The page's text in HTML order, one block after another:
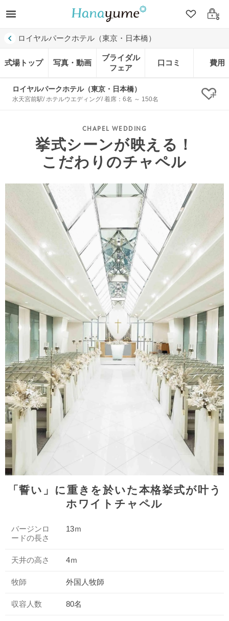
クリップ
ログ
ロイヤルパークホテル（東京・日本橋）
式場トップ 写真・動画
ブライダル
フェア
口コミ 費用
ロイヤルパークホテル（東京・日本橋）
水天宮前駅/ ホテルウエディング/ 着席：6名 ～ 150名 ク
挙式シーンが映える！
こだわりのチャペル
「誓い」に重きを於いた本格挙式が叶う
ホワイトチャペル
バージンロ
ードの長さ
13ｍ
天井の高さ 4ｍ
牧師 外国人牧師
収容人数 80名